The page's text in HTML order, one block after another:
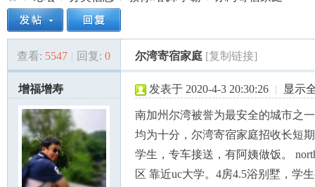
美» › ›
查看: 5547 | 回复: 0 尔湾寄宿家庭 [复制链接]
增福增寿 发表于 2020-4-3 20:30:26 | 显示
南加州尔湾被誉为最安全的城市之
均为十分，尔湾寄宿家庭招收长短
学生，专车接送，有阿姨做饭。
区 靠近uc大学。4房4.5浴别墅，学